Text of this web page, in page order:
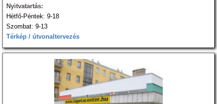
Nyitvatartás:
Hétfő-Péntek: 9-18
Szombat: 9-13
Térkép / útvonaltervezés